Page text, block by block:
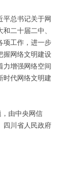
平总书记关于网
二十届二中、
项工作，进一步
握网络文明建设
力增强网络空间
时代网络文明建
由中央网信
四川省人民政府